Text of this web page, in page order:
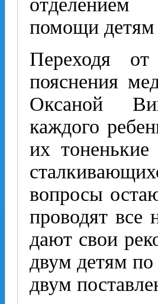
помощи детям
Переходя
пояснения
Оксаной
каждого
их
вопросы
проводят все
дают свои
двум детям
двум